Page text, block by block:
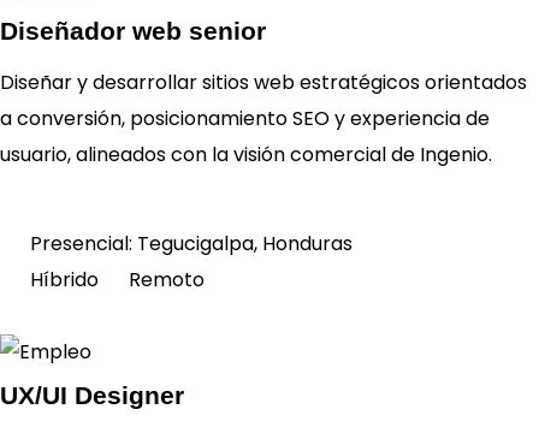
Diseñador web senior
Diseñar y desarrollar sitios web estratégicos orientados
a conversión, posicionamiento SEO y experiencia de
usuario, alineados con la visión comercial de Ingenio.
Ver
requisitos
Presencial: Tegucigalpa, Honduras
Híbrido
Remoto
UX/UI Designer